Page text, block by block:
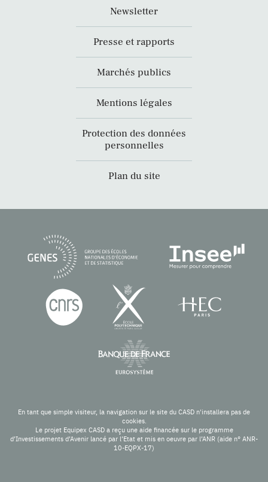
Newsletter
Presse et rapports
Marchés publics
Mentions légales
Protection des données
personnelles
Plan du site
En tant que simple visiteur, la navigation sur le site du CASD n'installera pas de
cookies.
Le projet Equipex CASD a reçu une aide financée sur le programme
d’Investissements d’Avenir lancé par l’Etat et mis en oeuvre par l’ANR (aide n° ANR-
10-EQPX-17)